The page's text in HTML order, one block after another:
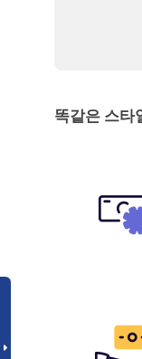
똑같은 스타